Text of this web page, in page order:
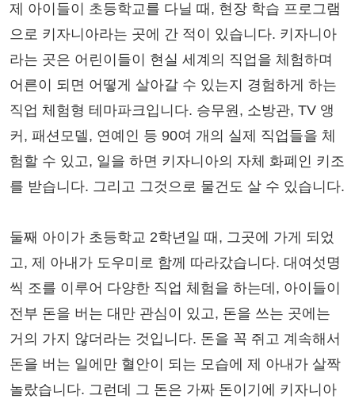
제 아이들이 초등학교를 다닐 때, 현장 학습 프로그램
으로 키자니아라는 곳에 간 적이 있습니다. 키자니아
라는 곳은 어린이들이 현실 세계의 직업을 체험하며
어른이 되면 어떻게 살아갈 수 있는지 경험하게 하는
직업 체험형 테마파크입니다. 승무원, 소방관, TV 앵
커, 패션모델, 연예인 등 90여 개의 실제 직업들을 체
험할 수 있고, 일을 하면 키자니아의 자체 화폐인 키조
를 받습니다. 그리고 그것으로 물건도 살 수 있습니다.
둘째 아이가 초등학교 2학년일 때, 그곳에 가게 되었
고, 제 아내가 도우미로 함께 따라갔습니다. 대여섯명
씩 조를 이루어 다양한 직업 체험을 하는데, 아이들이
전부 돈을 버는 대만 관심이 있고, 돈을 쓰는 곳에는
거의 가지 않더라는 것입니다. 돈을 꼭 쥐고 계속해서
돈을 버는 일에만 혈안이 되는 모습에 제 아내가 살짝
놀랐습니다. 그런데 그 돈은 가짜 돈이기에 키자니아